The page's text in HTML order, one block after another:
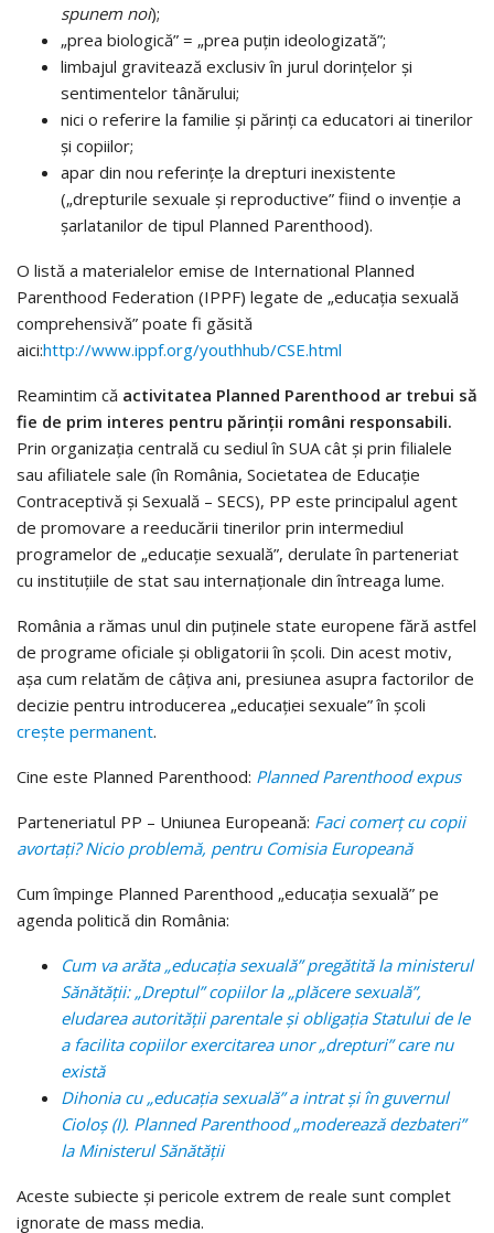
spunem noi);
„prea biologică” = „prea puțin ideologizată”;
limbajul gravitează exclusiv în jurul dorințelor și
sentimentelor tânărului;
nici o referire la familie și părinți ca educatori ai tinerilor
și copiilor;
apar din nou referințe la drepturi inexistente
(„drepturile sexuale și reproductive” fiind o invenție a
șarlatanilor de tipul Planned Parenthood).
O listă a materialelor emise de International Planned
Parenthood Federation (IPPF) legate de „educația sexuală
comprehensivă” poate fi găsită
aici:http://www.ippf.org/youthhub/CSE.html
Reamintim că activitatea Planned Parenthood ar trebui să
fie de prim interes pentru părinții români responsabili.
Prin organizația centrală cu sediul în SUA cât și prin filialele
sau afiliatele sale (în România, Societatea de Educație
Contraceptivă și Sexuală – SECS), PP este principalul agent
de promovare a reeducării tinerilor prin intermediul
programelor de „educație sexuală”, derulate în parteneriat
cu instituțiile de stat sau internaționale din întreaga lume.
România a rămas unul din puținele state europene fără astfel
de programe oficiale și obligatorii în școli. Din acest motiv,
așa cum relatăm de câțiva ani, presiunea asupra factorilor de
decizie pentru introducerea „educației sexuale” în școli
crește permanent.
Cine este Planned Parenthood: Planned Parenthood expus
Parteneriatul PP – Uniunea Europeană: Faci comerț cu copii
avortați? Nicio problemă, pentru Comisia Europeană
Cum împinge Planned Parenthood „educația sexuală” pe
agenda politică din România:
Cum va arăta „educația sexuală” pregătită la ministerul
Sănătății: „Dreptul” copiilor la „plăcere sexuală”,
eludarea autorității parentale și obligația Statului de le
a facilita copiilor exercitarea unor „drepturi” care nu
există
Dihonia cu „educația sexuală” a intrat și în guvernul
Cioloș (I). Planned Parenthood „moderează dezbateri”
la Ministerul Sănătății
Aceste subiecte și pericole extrem de reale sunt complet
ignorate de mass media.